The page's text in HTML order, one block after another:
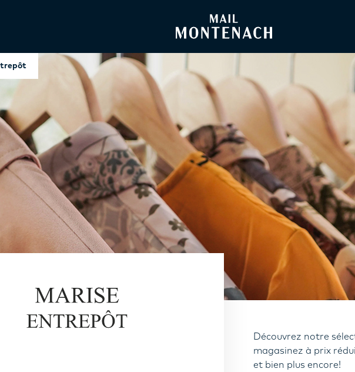
Découvrez notre
magasinez à prix
et bien plus encore!